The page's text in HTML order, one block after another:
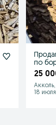
по
25
18 июля